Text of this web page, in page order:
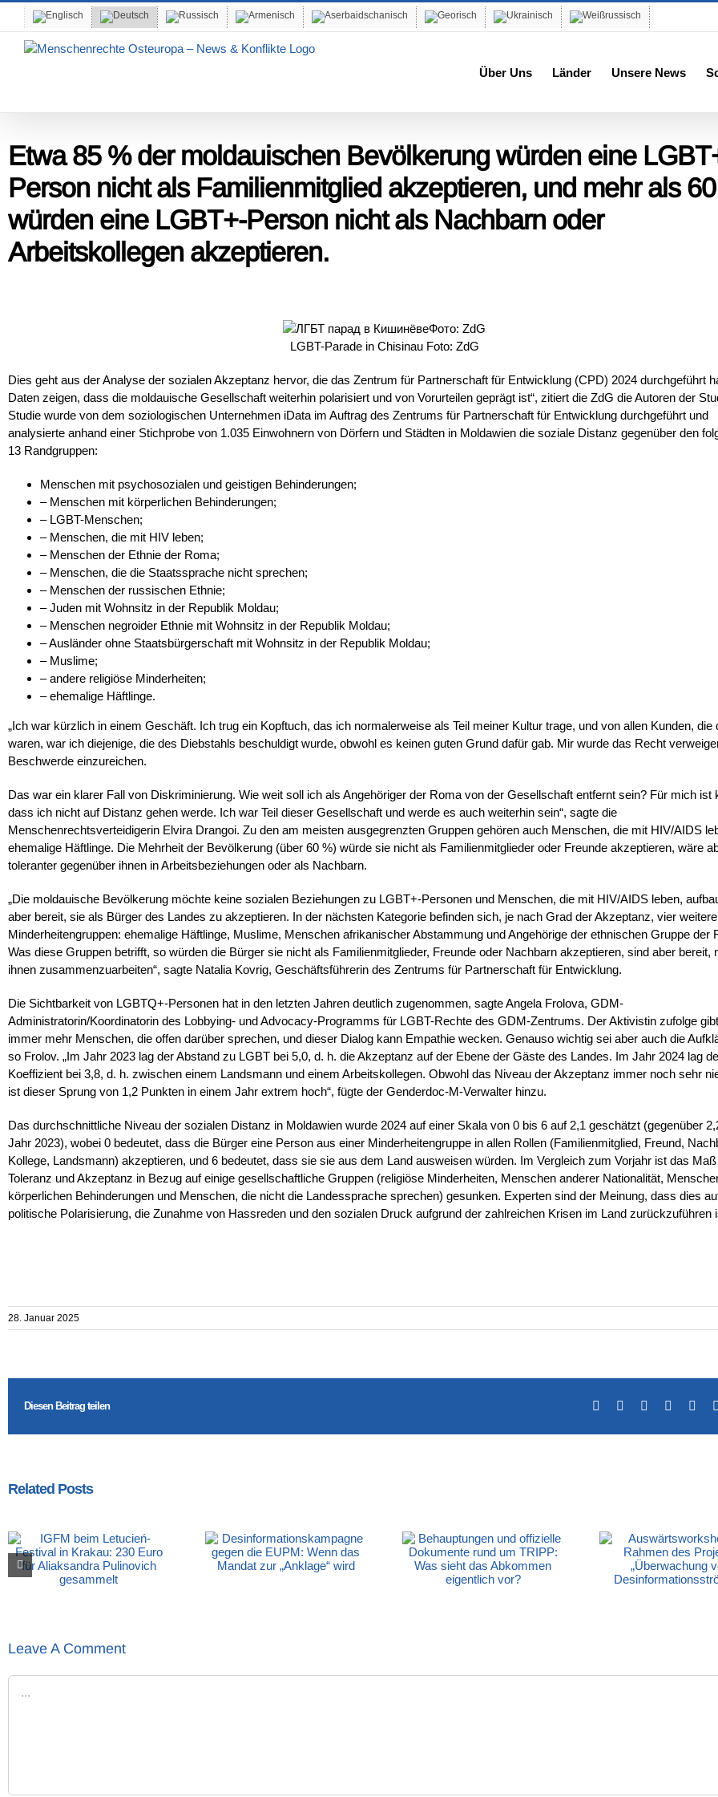
content
Über Uns Länder Unsere News
Etwa 85 % der moldauischen Bevölkerung würden eine
Person nicht als Familienmitglied akzeptieren, und mehr als
würden eine LGBT+-Person nicht als Nachbarn oder
Arbeitskollegen akzeptieren.
LGBT-Parade in Chisinau Foto: ZdG
Dies geht aus der Analyse der sozialen Akzeptanz hervor, die das Zentrum für Partnerschaft für Entwicklung (CPD) 2024 durchgeführt
Daten zeigen, dass die moldauische Gesellschaft weiterhin polarisiert und von Vorurteilen geprägt ist“, zitiert die ZdG die Autoren der
Studie wurde von dem soziologischen Unternehmen iData im Auftrag des Zentrums für Partnerschaft für Entwicklung durchgeführt und
analysierte anhand einer Stichprobe von 1.035 Einwohnern von Dörfern und Städten in Moldawien die soziale Distanz gegenüber den
13 Randgruppen:
Menschen mit psychosozialen und geistigen Behinderungen;
– Menschen mit körperlichen Behinderungen;
– LGBT-Menschen;
– Menschen, die mit HIV leben;
– Menschen der Ethnie der Roma;
– Menschen, die die Staatssprache nicht sprechen;
– Menschen der russischen Ethnie;
– Juden mit Wohnsitz in der Republik Moldau;
– Menschen negroider Ethnie mit Wohnsitz in der Republik Moldau;
– Ausländer ohne Staatsbürgerschaft mit Wohnsitz in der Republik Moldau;
– Muslime;
– andere religiöse Minderheiten;
– ehemalige Häftlinge.
„Ich war kürzlich in einem Geschäft. Ich trug ein Kopftuch, das ich normalerweise als Teil meiner Kultur trage, und von allen Kunden, die
waren, war ich diejenige, die des Diebstahls beschuldigt wurde, obwohl es keinen guten Grund dafür gab. Mir wurde das Recht
Beschwerde einzureichen.
Das war ein klarer Fall von Diskriminierung. Wie weit soll ich als Angehöriger der Roma von der Gesellschaft entfernt sein? Für mich ist
dass ich nicht auf Distanz gehen werde. Ich war Teil dieser Gesellschaft und werde es auch weiterhin sein“, sagte die
Menschenrechtsverteidigerin Elvira Drangoi. Zu den am meisten ausgegrenzten Gruppen gehören auch Menschen, die mit HIV/AIDS
ehemalige Häftlinge. Die Mehrheit der Bevölkerung (über 60 %) würde sie nicht als Familienmitglieder oder Freunde akzeptieren, wäre
toleranter gegenüber ihnen in Arbeitsbeziehungen oder als Nachbarn.
„Die moldauische Bevölkerung möchte keine sozialen Beziehungen zu LGBT+-Personen und Menschen, die mit HIV/AIDS leben,
aber bereit, sie als Bürger des Landes zu akzeptieren. In der nächsten Kategorie befinden sich, je nach Grad der Akzeptanz, vier weitere
Minderheitengruppen: ehemalige Häftlinge, Muslime, Menschen afrikanischer Abstammung und Angehörige der ethnischen Gruppe der
Was diese Gruppen betrifft, so würden die Bürger sie nicht als Familienmitglieder, Freunde oder Nachbarn akzeptieren, sind aber bereit,
ihnen zusammenzuarbeiten“, sagte Natalia Kovrig, Geschäftsführerin des Zentrums für Partnerschaft für Entwicklung.
Die Sichtbarkeit von LGBTQ+-Personen hat in den letzten Jahren deutlich zugenommen, sagte Angela Frolova, GDM-
Administratorin/Koordinatorin des Lobbying- und Advocacy-Programms für LGBT-Rechte des GDM-Zentrums. Der Aktivistin zufolge
immer mehr Menschen, die offen darüber sprechen, und dieser Dialog kann Empathie wecken. Genauso wichtig sei aber auch die
so Frolov. „Im Jahr 2023 lag der Abstand zu LGBT bei 5,0, d. h. die Akzeptanz auf der Ebene der Gäste des Landes. Im Jahr 2024 lag
Koeffizient bei 3,8, d. h. zwischen einem Landsmann und einem Arbeitskollegen. Obwohl das Niveau der Akzeptanz immer noch sehr
ist dieser Sprung von 1,2 Punkten in einem Jahr extrem hoch“, fügte der Genderdoc-M-Verwalter hinzu.
Das durchschnittliche Niveau der sozialen Distanz in Moldawien wurde 2024 auf einer Skala von 0 bis 6 auf 2,1 geschätzt (gegenüber
Jahr 2023), wobei 0 bedeutet, dass die Bürger eine Person aus einer Minderheitengruppe in allen Rollen (Familienmitglied, Freund,
Kollege, Landsmann) akzeptieren, und 6 bedeutet, dass sie sie aus dem Land ausweisen würden. Im Vergleich zum Vorjahr ist das
Toleranz und Akzeptanz in Bezug auf einige gesellschaftliche Gruppen (religiöse Minderheiten, Menschen anderer Nationalität,
körperlichen Behinderungen und Menschen, die nicht die Landessprache sprechen) gesunken. Experten sind der Meinung, dass dies
politische Polarisierung, die Zunahme von Hassreden und den sozialen Druck aufgrund der zahlreichen Krisen im Land zurückzuführen
28. Januar 2025
Diesen Beitrag teilen Facebook LinkedIn
Tumblr
Related Posts
Leave A Comment
Comment